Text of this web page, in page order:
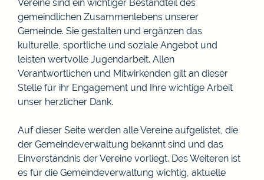
Vereine sind ein wichtiger Bestandteil des
gemeindlichen Zusammenlebens unserer
Gemeinde. Sie gestalten und ergänzen das
kulturelle, sportliche und soziale Angebot und
leisten wertvolle Jugendarbeit. Allen
Verantwortlichen und Mitwirkenden gilt an dieser
Stelle für ihr Engagement und Ihre wichtige Arbeit
unser herzlicher Dank.
Auf dieser Seite werden alle Vereine aufgelistet, die
der Gemeindeverwaltung bekannt sind und das
Einverständnis der Vereine vorliegt. Des Weiteren ist
es für die Gemeindeverwaltung wichtig, aktuelle